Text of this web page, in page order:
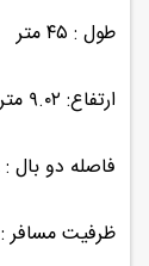
طول : ۴۵ متر
ارتفاع: ۹.۰۲ متر
فاصله دو بال : ۳۲,۸ متر
ظرفیت مسافر : ۱۷۲ نفر